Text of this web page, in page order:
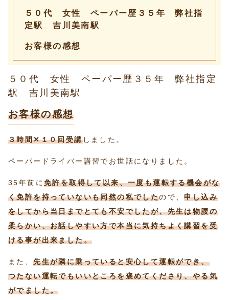
５０代 女性 ペーパー歴３５年 弊社指
定駅 吉川美南駅
お客様の感想
５０代 女性 ペーパー歴３５年 弊社指定
駅 吉川美南駅
お客様の感想
３時間✕１０回受講しました。
ペーパードライバー講習でお世話になりました。
35年前に免許を取得して以来、一度も運転する機会がな
く免許を持っていないも同然の私でしたので、申し込み
をしてから当日までとても不安でしたが、先生は物腰の
柔らかい、お話しやすい方で本当に気持ちよく講習を受
ける事が出来ました。
また、先生が隣に乗っていると安心して運転ができ、
つたない運転でもいいところを褒めてくださり、やる気
がでました。